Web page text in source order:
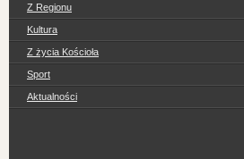
Z Regionu
Kultura
Z życia Kościoła
Sport
Aktualności